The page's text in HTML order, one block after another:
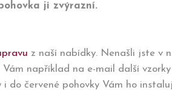
ji zvýrazní.
z naší nabídky. Nenašli jste v
například na e-mail další vzorky
do červené pohovky Vám ho